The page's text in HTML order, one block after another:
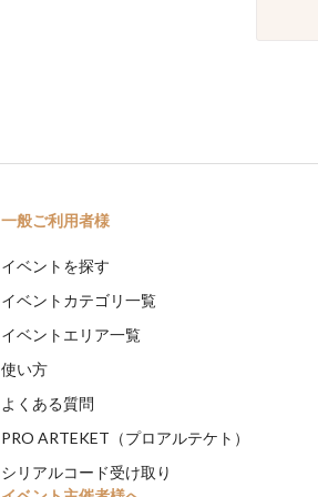
一般ご利用者様
イベントを探す
イベントカテゴリ一覧
イベントエリア一覧
使い方
よくある質問
PRO ARTEKET（プロアルテケト）
シリアルコード受け取り